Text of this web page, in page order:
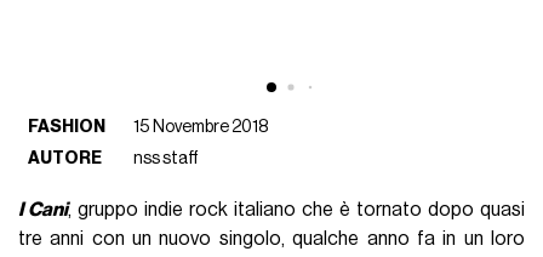
FASHION
15 Novembre 2018
AUTORE
nss staff
I Cani, gruppo indie rock italiano che è tornato dopo quasi
tre anni con un nuovo singolo, qualche anno fa in un loro